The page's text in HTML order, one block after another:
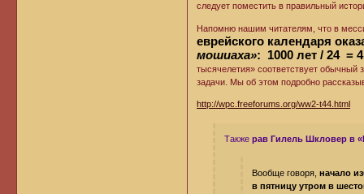
следует поместить в правильный
Напомню нашим читателям, что в
еврейского календаря
мошиаха»: 1000 лет / 24 =
тысячелетия» соответствует
задачи. Мы об этом подробно
http://wpc.freeforums.org/ww2-t44.html
Также рав Гилель Шкловер в
Вообще говоря, начало
в пятницу утром в